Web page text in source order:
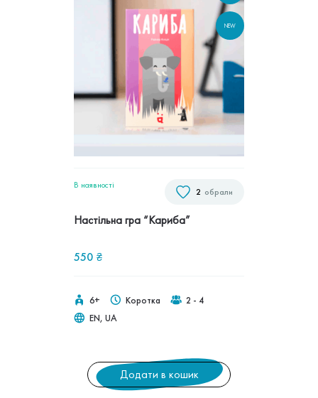
NEW
обрали
2
В наявностi
Настільна гра “Кариба”
550 ₴
6+ Коротка
2 - 4
EN, UA
Додати в кошик